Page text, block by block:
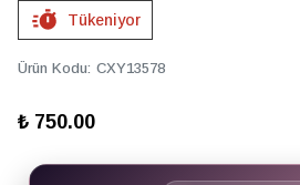
Tükeniyor
Ürün Kodu: CXY13578
₺ 750.00